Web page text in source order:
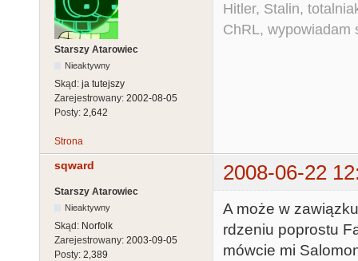
Starszy Atarowiec
Nieaktywny
Skąd: ja tutejszy
Zarejestrowany: 2002-08-05
Posty: 2,642
Hitler, Stalin,
ChRL, wypowiadam
Strona
sqward 2008-06-22
Starszy Atarowiec
Nieaktywny
Skąd: Norfolk
Zarejestrowany: 2003-09-05
Posty: 2,389
A może w
rdzeniu poprostu
mówcie mi